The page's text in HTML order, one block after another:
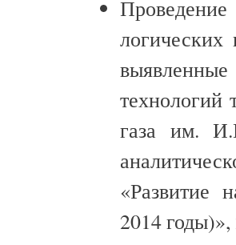
технологий
газа им.
«Развитие
2014